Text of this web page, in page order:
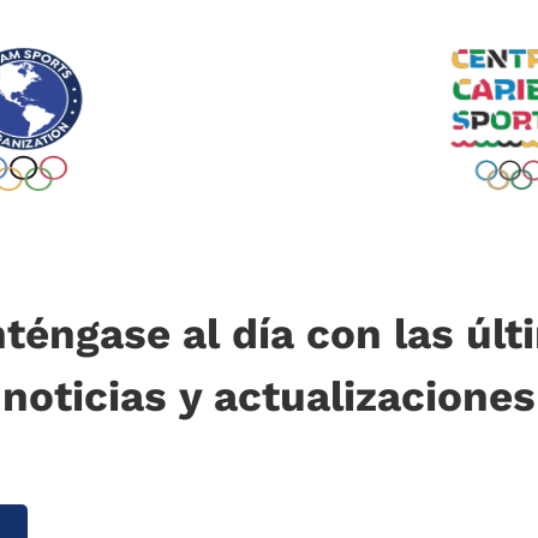
al día con las
noticias y actualizaciones